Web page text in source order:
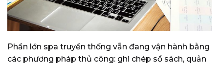
Phần lớn spa truyền thống vẫn đang vận hành bằng
các phương pháp thủ công: ghi chép sổ sách, quản